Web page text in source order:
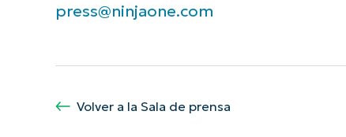
press@ninjaone.com
Volver a la Sala de prensa